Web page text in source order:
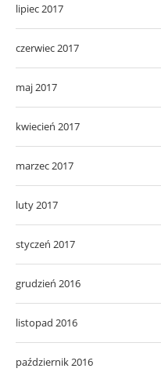
lipiec 2017
czerwiec 2017
maj 2017
kwiecień 2017
marzec 2017
luty 2017
styczeń 2017
grudzień 2016
listopad 2016
październik 2016